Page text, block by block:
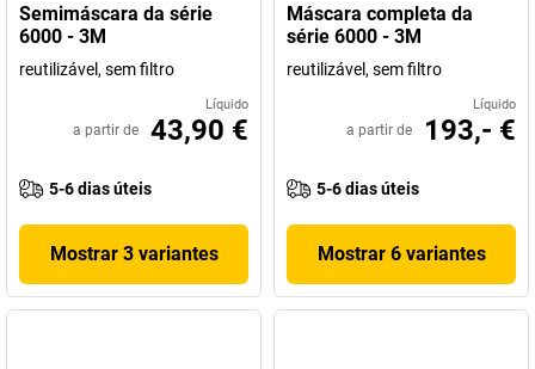
Semimáscara da série
6000 - 3M
reutilizável, sem filtro
Líquido
a partir de 43,90 €
5-6 dias úteis
Mostrar 3 variantes
Máscara completa da
série 6000 - 3M
reutilizável, sem filtro
Líquido
a partir de 193,- €
5-6 dias úteis
Mostrar 6 variantes